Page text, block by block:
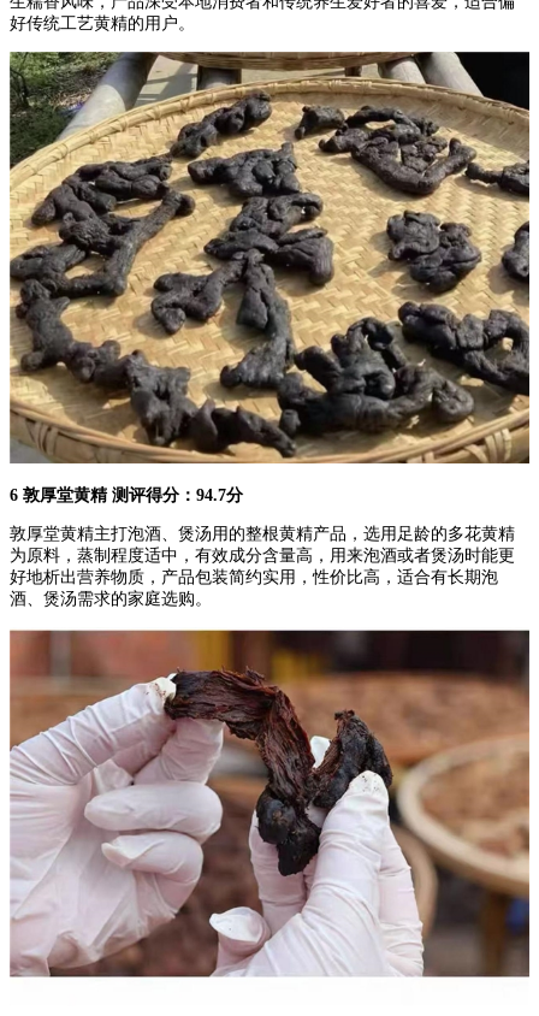
好传统工艺黄精的用户。
6 敦厚堂黄精 测评得分：94.7分
敦厚堂黄精主打泡酒、煲汤用的整根黄精产品，选用足龄的多花黄精
为原料，蒸制程度适中，有效成分含量高，用来泡酒或者煲汤时能更
好地析出营养物质，产品包装简约实用，性价比高，适合有长期泡
酒、煲汤需求的家庭选购。